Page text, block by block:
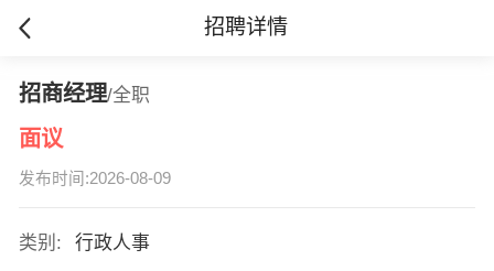
招聘详情
招商经理/全职
面议
发布时间:2026-08-09
类别:
行政人事